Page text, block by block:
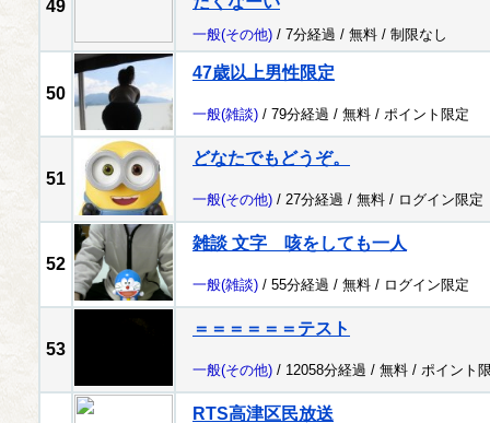
49
一般(その他) / 7分経過 / 無料 / 制限なし
50
47歳以上男性限定
一般(雑談) / 79分経過 / 無料 / ポイント限定
51
どなたでもどうぞ。
一般(その他) / 27分経過 / 無料 / ログイン限定
52
雑談 文字 咳をしても一人
一般(雑談) / 55分経過 / 無料 / ログイン限定
53
＝＝＝＝＝＝テスト
一般(その他) / 12058分経過 / 無料 / ポイント
RTS高津区民放送